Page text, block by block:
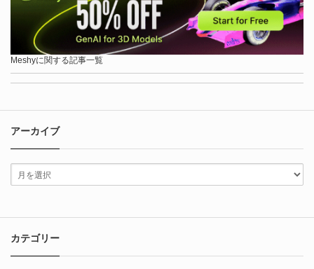
Meshyに関する記事一覧
アーカイブ
カテゴリー